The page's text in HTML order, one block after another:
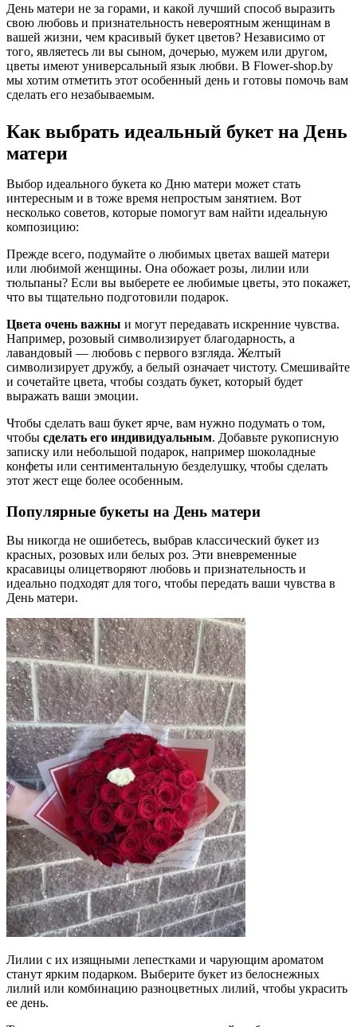
День матери не за горами, и какой лучший способ выразить
свою любовь и признательность невероятным женщинам в
вашей жизни, чем красивый букет цветов? Независимо от
того, являетесь ли вы сыном, дочерью, мужем или другом,
цветы имеют универсальный язык любви. В Flower-shop.by
мы хотим отметить этот особенный день и готовы помочь вам
сделать его незабываемым.
Как выбрать идеальный букет на День
матери
Выбор идеального букета ко Дню матери может стать
интересным и в тоже время непростым занятием. Вот
несколько советов, которые помогут вам найти идеальную
композицию:
Прежде всего, подумайте о любимых цветах вашей матери
или любимой женщины. Она обожает розы, лилии или
тюльпаны? Если вы выберете ее любимые цветы, это покажет,
что вы тщательно подготовили подарок.
Цвета очень важны и могут передавать искренние чувства.
Например, розовый символизирует благодарность, а
лавандовый — любовь с первого взгляда. Желтый
символизирует дружбу, а белый означает чистоту. Смешивайте
и сочетайте цвета, чтобы создать букет, который будет
выражать ваши эмоции.
Чтобы сделать ваш букет ярче, вам нужно подумать о том,
чтобы сделать его индивидуальным. Добавьте рукописную
записку или небольшой подарок, например шоколадные
конфеты или сентиментальную безделушку, чтобы сделать
этот жест еще более особенным.
Популярные букеты на День матери
Вы никогда не ошибетесь, выбрав классический букет из
красных, розовых или белых роз. Эти вневременные
красавицы олицетворяют любовь и признательность и
идеально подходят для того, чтобы передать ваши чувства в
День матери.
Лилии с их изящными лепестками и чарующим ароматом
станут ярким подарком. Выберите букет из белоснежных
лилий или комбинацию разноцветных лилий, чтобы украсить
ее день.